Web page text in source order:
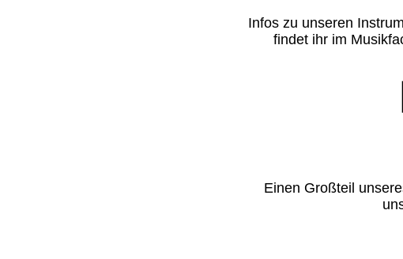
Infos zu unseren
findet ihr im
Einen Großteil